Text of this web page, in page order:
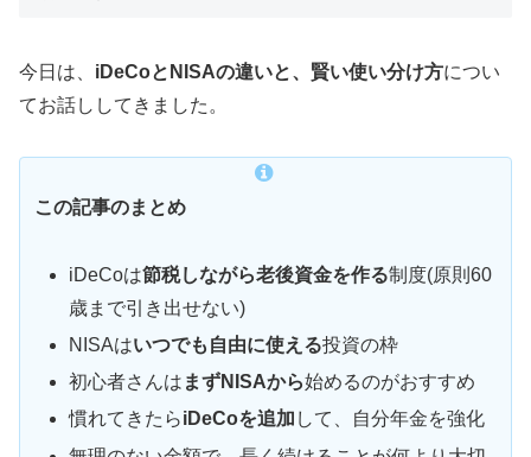
今日は、 iDeCoとNISAの違いと、賢い使い分け方につい
てお話ししてきました。
この記事のまとめ
iDeCoは節税しながら老後資金を作る制度(原則60
歳まで引き出せない)
NISAはいつでも自由に使える投資の枠
初心者さんは まずNISAから始めるのがおすすめ
慣れてきたらiDeCoを追加 して、自分年金を強化